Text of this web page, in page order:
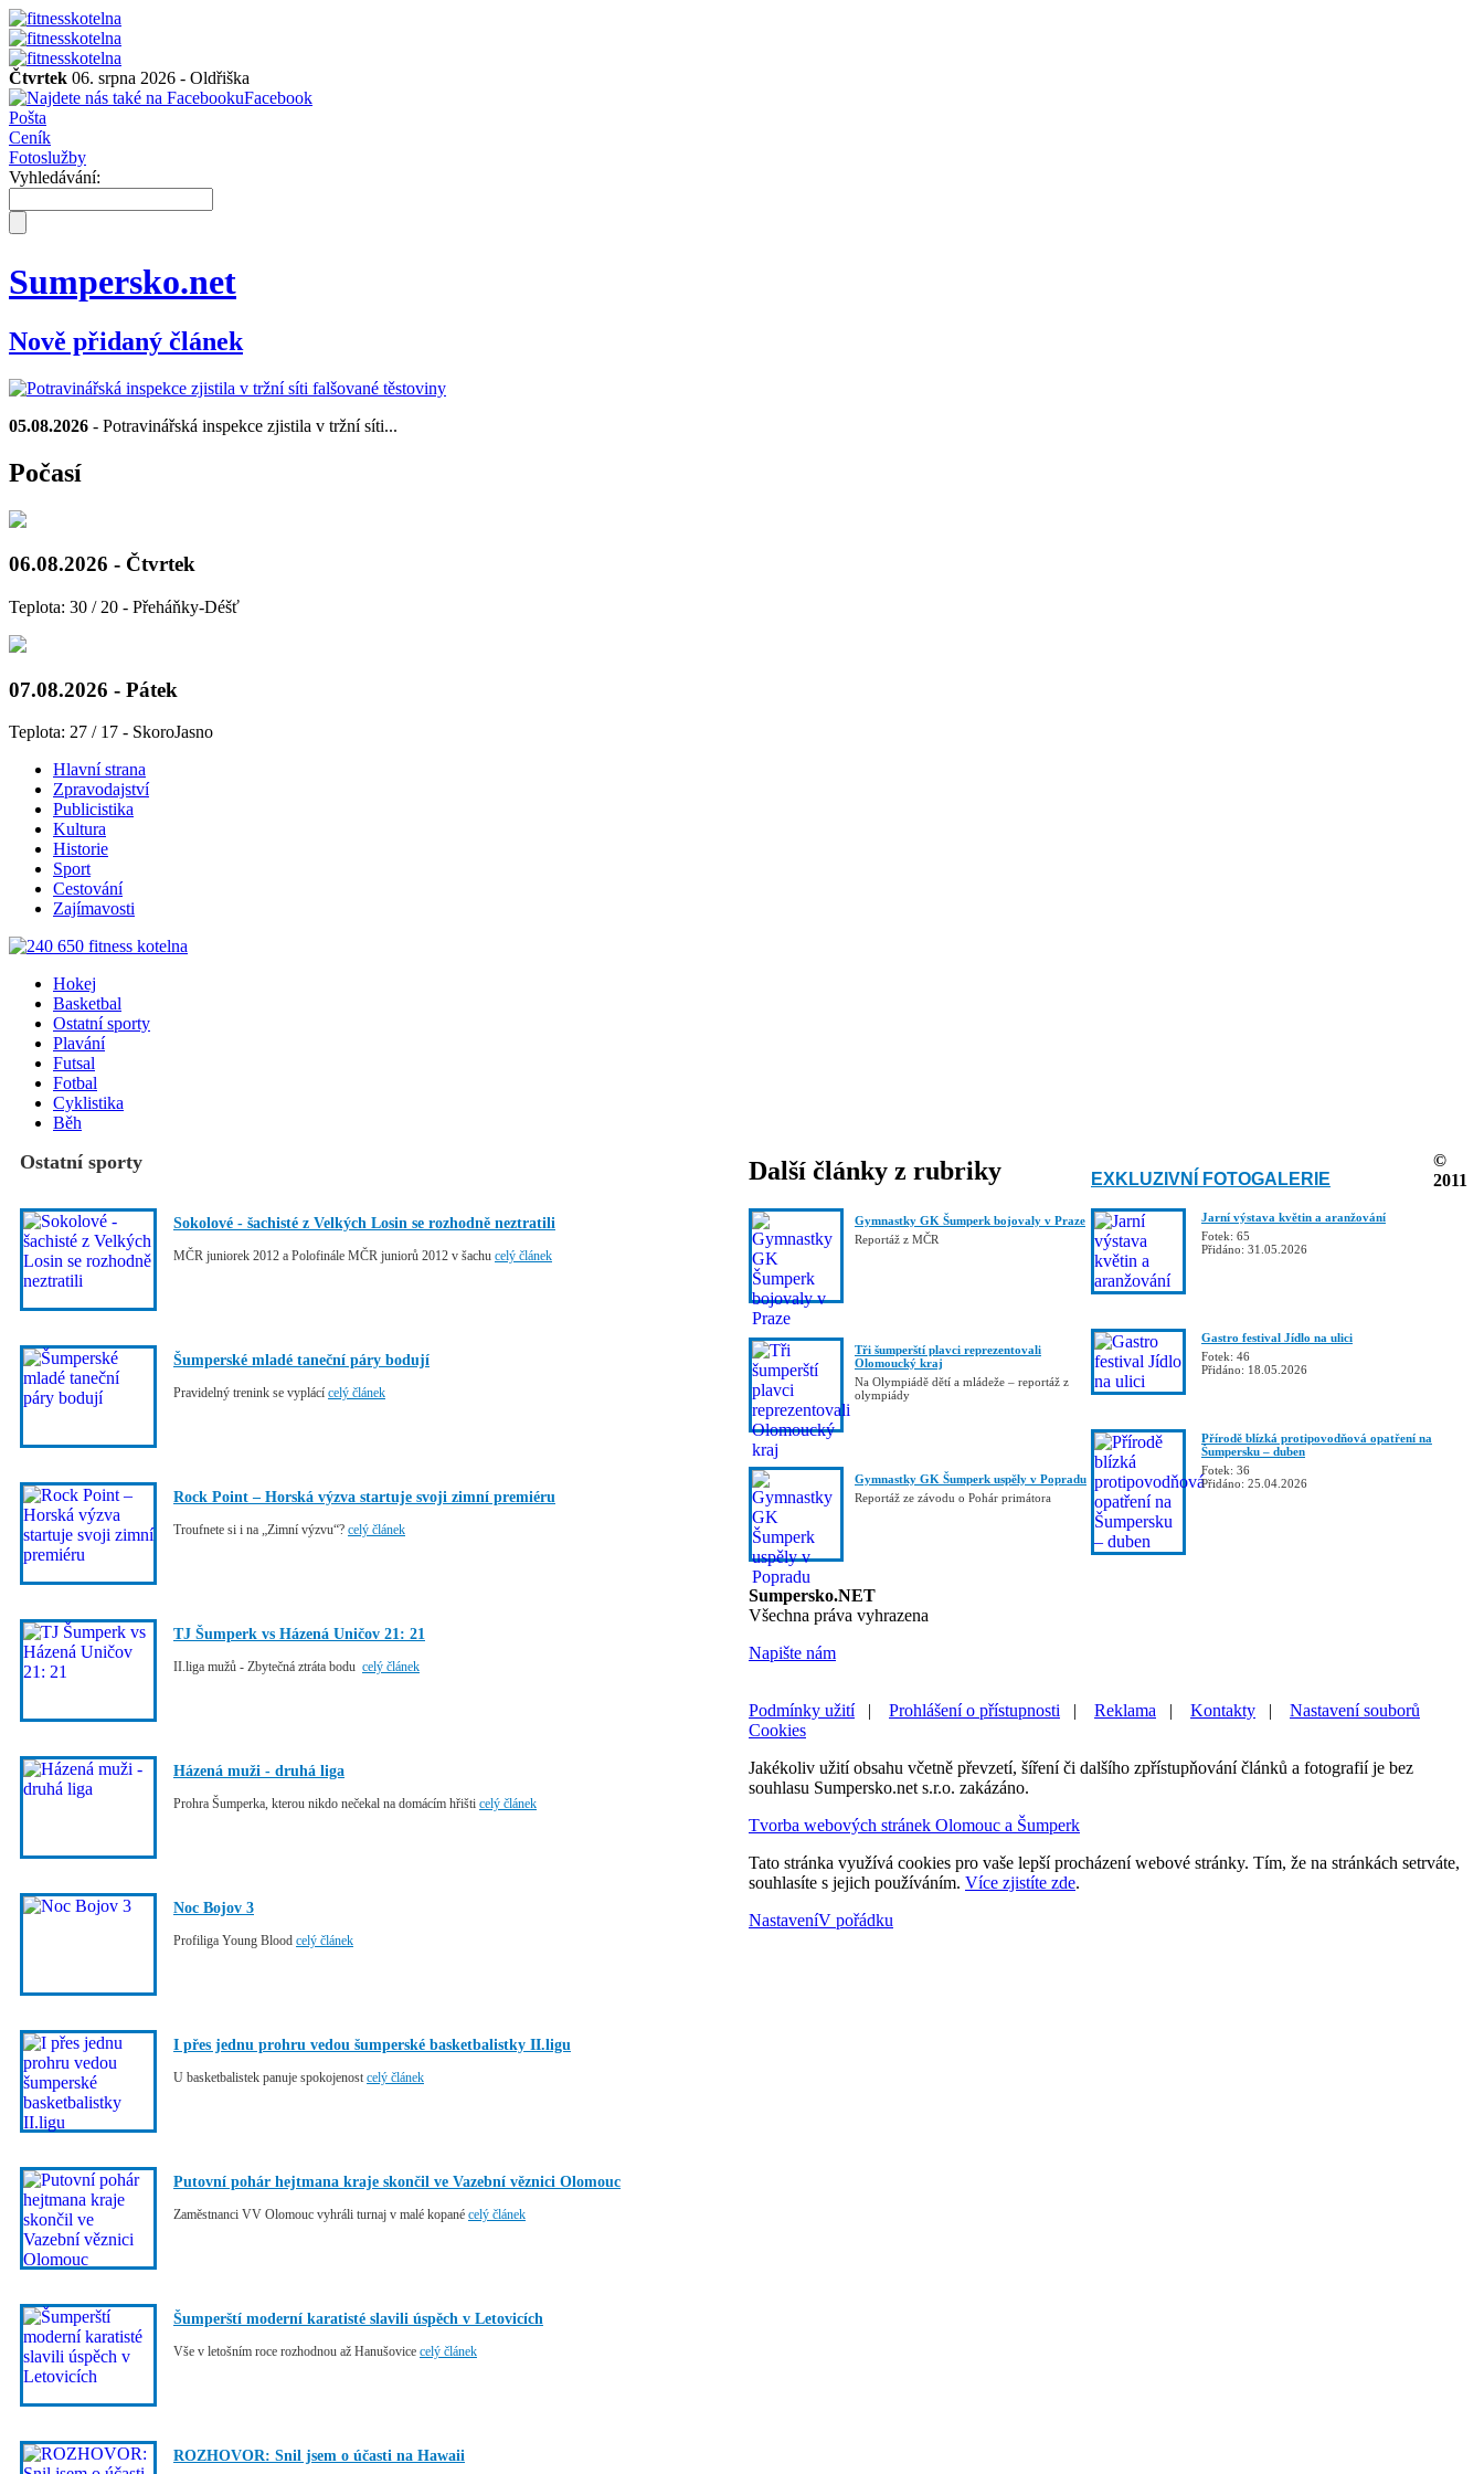
Čtvrtek 06. srpna 2026 - Oldřiška
Facebook
Pošta
Ceník
Fotoslužby
Vyhledávání:
Sumpersko.net
Nově přidaný článek
05.08.2026 - Potravinářská inspekce zjistila v tržní síti...
Počasí
06.08.2026 - Čtvrtek
Teplota: 30 / 20 - Přeháňky-Déšť
07.08.2026 - Pátek
Teplota: 27 / 17 - SkoroJasno
Hlavní strana
Zpravodajství
Publicistika
Kultura
Historie
Sport
Cestování
Zajímavosti
Hokej
Basketbal
Ostatní sporty
Plavání
Futsal
Fotbal
Cyklistika
Běh
Ostatní sporty
Sokolové - šachisté z Velkých Losin se rozhodně neztratili
MČR juniorek 2012 a Polofinále MČR juniorů 2012 v šachu celý článek
Šumperské mladé taneční páry bodují
Pravidelný trenink se vyplácí celý článek
Rock Point – Horská výzva startuje svoji zimní premiéru
Troufnete si i na „Zimní výzvu“? celý článek
TJ Šumperk vs Házená Uničov 21: 21
II.liga mužů - Zbytečná ztráta bodu celý článek
Házená muži - druhá liga
Prohra Šumperka, kterou nikdo nečekal na domácím hřišti celý článek
Noc Bojov 3
Profiliga Young Blood celý článek
I přes jednu prohru vedou šumperské basketbalistky II.ligu
U basketbalistek panuje spokojenost celý článek
Putovní pohár hejtmana kraje skončil ve Vazební věznici Olomouc
Zaměstnanci VV Olomouc vyhráli turnaj v malé kopané celý článek
Šumperští moderní karatisté slavili úspěch v Letovicích
Vše v letošním roce rozhodnou až Hanušovice celý článek
ROZHOVOR: Snil jsem o účasti na Hawaii
Další články z rubriky
Gymnastky GK Šumperk bojovaly v Praze
Reportáž z MČR
Tři šumperští plavci reprezentovali
Olomoucký kraj
Na Olympiádě dětí a mládeže – reportáž z
olympiády
Gymnastky GK Šumperk uspěly v Popradu
Reportáž ze závodu o Pohár primátora
EXKLUZIVNÍ FOTOGALERIE
Jarní výstava květin a aranžování
Fotek: 65
Přidáno: 31.05.2026
Gastro festival Jídlo na ulici
Fotek: 46
Přidáno: 18.05.2026
Přírodě blízká protipovodňová opatření na
Šumpersku – duben
Fotek: 36
Přidáno: 25.04.2026
©
2011
Sumpersko.NET
Všechna práva vyhrazena
Napište nám
Podmínky užití Prohlášení o přístupnosti Reklama Kontakty
Nastavení souborů
Cookies
Jakékoliv užití obsahu včetně převzetí, šíření či dalšího zpřístupňování článků a fotografií je bez
souhlasu Sumpersko.net s.r.o. zakázáno.
Tvorba webových stránek Olomouc a Šumperk
Tato stránka využívá cookies pro vaše lepší procházení webové stránky. Tím, že na stránkách setrváte,
souhlasíte s jejich používáním. Více zjistíte zde.
NastaveníV pořádku